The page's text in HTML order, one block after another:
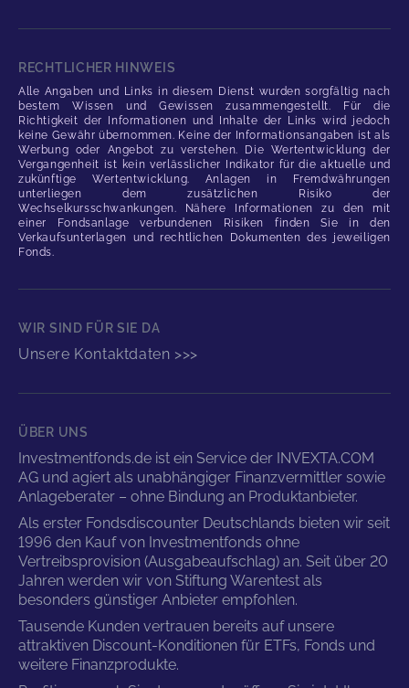
RECHTLICHER HINWEIS
Alle Angaben und Links in diesem Dienst wurden sorgfältig nach
bestem Wissen und Gewissen zusammengestellt. Für die
Richtigkeit der Informationen und Inhalte der Links wird jedoch
keine Gewähr übernommen. Keine der Informationsangaben ist als
Werbung oder Angebot zu verstehen. Die Wertentwicklung der
Vergangenheit ist kein verlässlicher Indikator für die aktuelle und
zukünftige Wertentwicklung. Anlagen in Fremdwährungen
unterliegen dem zusätzlichen Risiko der
Wechselkursschwankungen. Nähere Informationen zu den mit
einer Fondsanlage verbundenen Risiken finden Sie in den
Verkaufsunterlagen und rechtlichen Dokumenten des jeweiligen
Fonds.
WIR SIND FÜR SIE DA
Unsere Kontaktdaten >>>
ÜBER UNS
Investmentfonds.de ist ein Service der INVEXTA.COM
AG und agiert als unabhängiger Finanzvermittler sowie
Anlageberater – ohne Bindung an Produktanbieter.
Als erster Fondsdiscounter Deutschlands bieten wir seit
1996 den Kauf von Investmentfonds ohne
Vertreibsprovision (Ausgabeaufschlag) an. Seit über 20
Jahren werden wir von Stiftung Warentest als
besonders günstiger Anbieter empfohlen.
Tausende Kunden vertrauen bereits auf unsere
attraktiven Discount-Konditionen für ETFs, Fonds und
weitere Finanzprodukte.